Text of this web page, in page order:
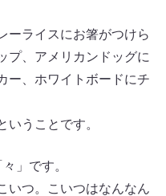
ーライスにお箸がつけら
プ、アメリカンドッグに
ー、ホワイトボードにチ
いうことです。
」です。
いつ。こいつはなんなん